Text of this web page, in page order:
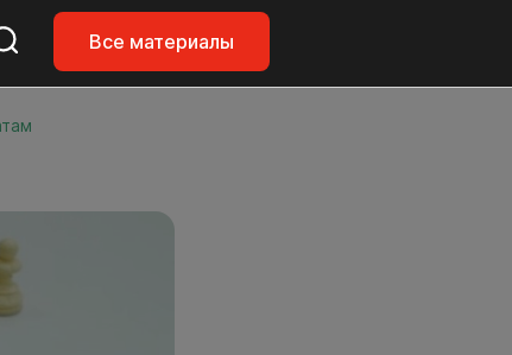
Все материалы